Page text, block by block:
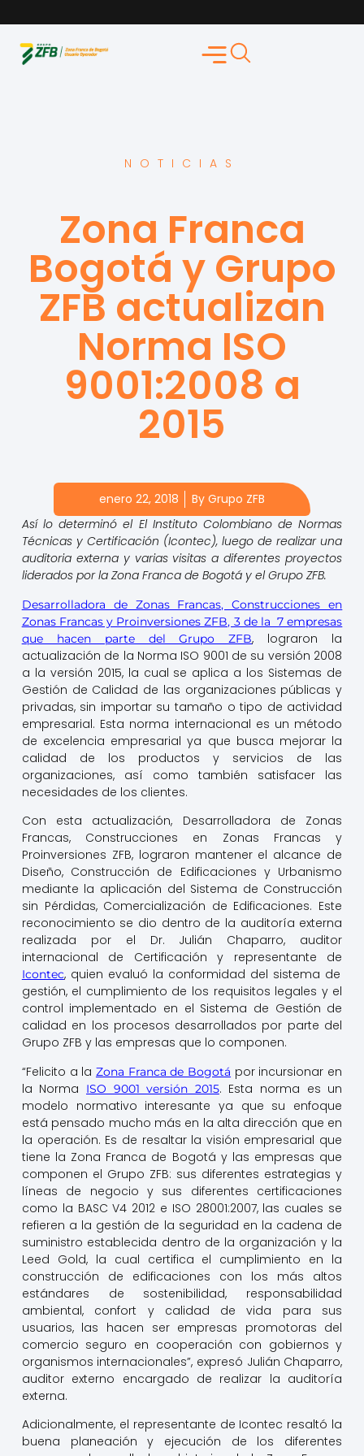
NOTICIAS
Zona Franca
Bogotá y Grupo
ZFB actualizan
Norma ISO
9001:2008 a
2015
enero 22, 2018 ByGrupo ZFB
Así lo determinó el El Instituto Colombiano de Normas
Técnicas y Certificación (Icontec), luego de realizar una
auditoria externa y varias visitas a diferentes proyectos
liderados por la Zona Franca de Bogotá y el Grupo ZFB.
Desarrolladora de Zonas Francas, Construcciones en
Zonas Francas y Proinversiones ZFB, 3 de la 7 empresas
que hacen parte del Grupo ZFB, lograron la
actualización de la Norma ISO 9001 de su versión 2008
a la versión 2015, la cual se aplica a los Sistemas de
Gestión de Calidad de las organizaciones públicas y
privadas, sin importar su tamaño o tipo de actividad
empresarial. Esta norma internacional es un método
de excelencia empresarial ya que busca mejorar la
calidad de los productos y servicios de las
organizaciones, así como también satisfacer las
necesidades de los clientes.
Con esta actualización, Desarrolladora de Zonas
Francas, Construcciones en Zonas Francas y
Proinversiones ZFB, lograron mantener el alcance de
Diseño, Construcción de Edificaciones y Urbanismo
mediante la aplicación del Sistema de Construcción
sin Pérdidas, Comercialización de Edificaciones. Este
reconocimiento se dio dentro de la auditoría externa
realizada por el Dr. Julián Chaparro, auditor
internacional de Certificación y representante de
Icontec, quien evaluó la conformidad del sistema de
gestión, el cumplimiento de los requisitos legales y el
control implementado en el Sistema de Gestión de
calidad en los procesos desarrollados por parte del
Grupo ZFB y las empresas que lo componen.
“Felicito a la Zona Franca de Bogotá por incursionar en
la Norma
ISO 9001 versión 2015. Esta norma es un
modelo normativo interesante ya que su enfoque
está pensado mucho más en la alta dirección que en
la operación. Es de resaltar la visión empresarial que
tiene la Zona Franca de Bogotá y las empresas que
componen el Grupo ZFB: sus diferentes estrategias y
líneas de negocio y sus diferentes certificaciones
como la BASC V4 2012 e ISO 28001:2007, las cuales se
refieren a la gestión de la seguridad en la cadena de
suministro establecida dentro de la organización y la
Leed Gold, la cual certifica el cumplimiento en la
construcción de edificaciones con los más altos
estándares de sostenibilidad, responsabilidad
ambiental, confort y calidad de vida para sus
usuarios, las hacen ser empresas promotoras del
comercio seguro en cooperación con gobiernos y
organismos internacionales”, expresó Julián Chaparro,
auditor externo encargado de realizar la auditoría
externa.
Adicionalmente, el representante de Icontec resaltó la
buena planeación y ejecución de los diferentes